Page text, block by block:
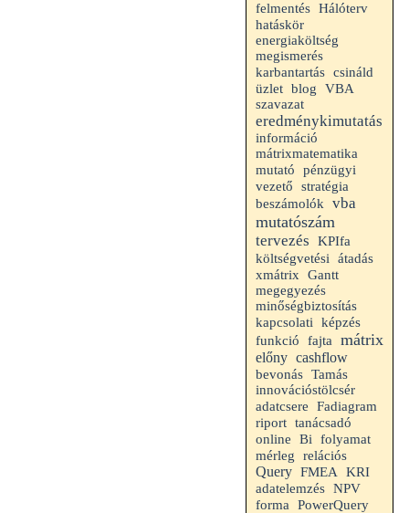
felmentés Hálóterv
hatáskör
energiaköltség
megismerés
karbantartás csináld
üzlet blog VBA
szavazat
eredménykimutatás
információ
mátrixmatematika
mutató
pénzügyi
vezető
stratégia
beszámolók
vba
mutatószám
tervezés
KPIfa
költségvetési
átadás
xmátrix
Gantt
megegyezés
minőségbiztosítás
kapcsolati
képzés
funkció
fajta mátrix
előny cashflow
bevonás Tamás
innovációstölcsér
adatcsere
Fadiagram
riport tanácsadó
online
Bi
folyamat
mérleg
relációs
Query FMEA
KRI
adatelemzés NPV
forma
PowerQuery